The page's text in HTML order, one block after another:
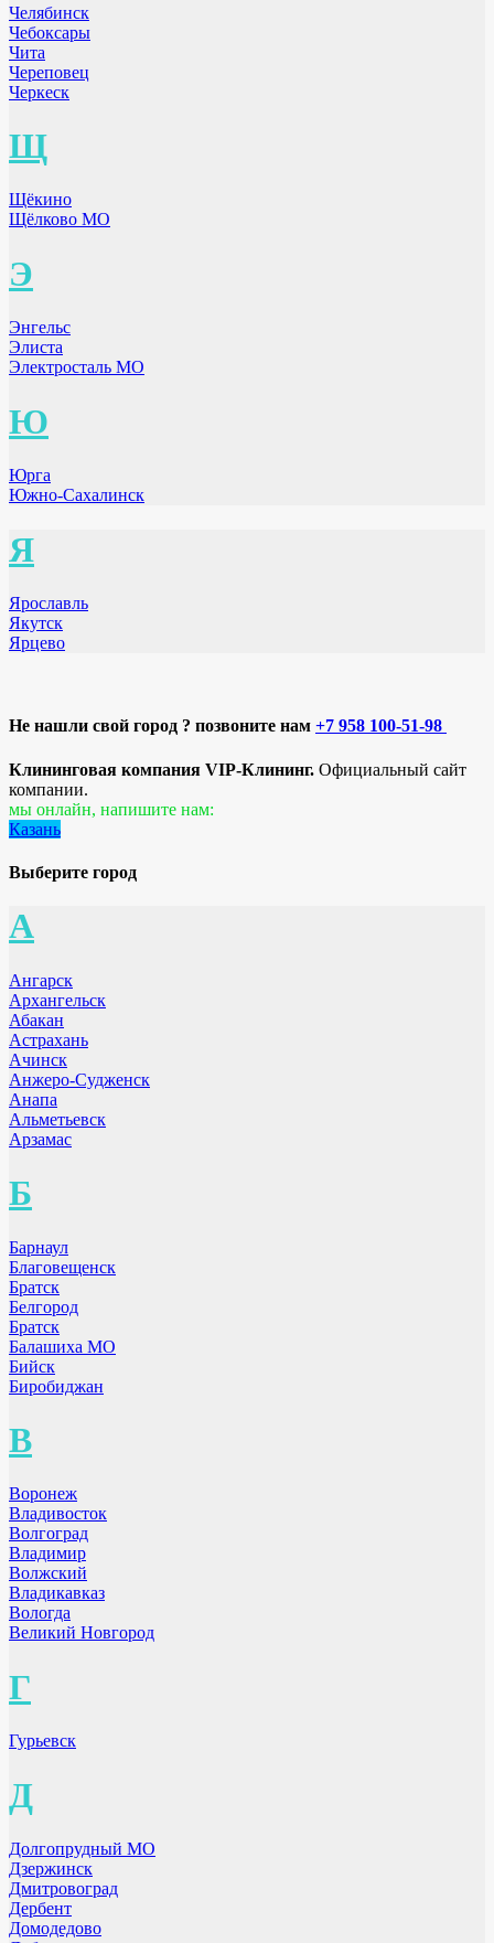
Челябинск
Чебоксары
Чита
Череповец
Черкеск
Щ
Щёкино
Щёлково МО
Э
Энгельс
Элиста
Электросталь МО
Ю
Юрга
Южно-Сахалинск
Я
Ярославль
Якутск
Ярцево
Не нашли свой город ? позвоните нам +7 958 100-51-98
Клининговая компания VIP-Клининг. Официальный сайт
компании.
мы онлайн, напишите нам:
Казань
Выберите город
А
Ангарск
Архангельск
Абакан
Астрахань
Ачинск
Анжеро-Судженск
Анапа
Альметьевск
Арзамас
Б
Барнаул
Благовещенск
Братск
Белгород
Братск
Балашиха МО
Бийск
Биробиджан
В
Воронеж
Владивосток
Волгоград
Владимир
Волжский
Владикавказ
Вологда
Великий Новгород
Г
Гурьевск
Д
Долгопрудный МО
Дзержинск
Дмитровоград
Дербент
Домодедово